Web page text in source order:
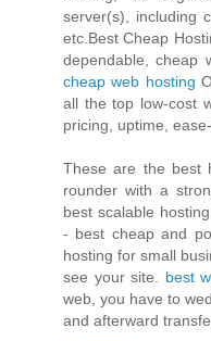
server(s), including
etc.Best Cheap
dependable, cheap
cheap web hosting
all the top low-cost
pricing, uptime,
These are the best
rounder with a
best scalable
- best cheap and
hosting for small
see your site. best
web, you have to
and afterward